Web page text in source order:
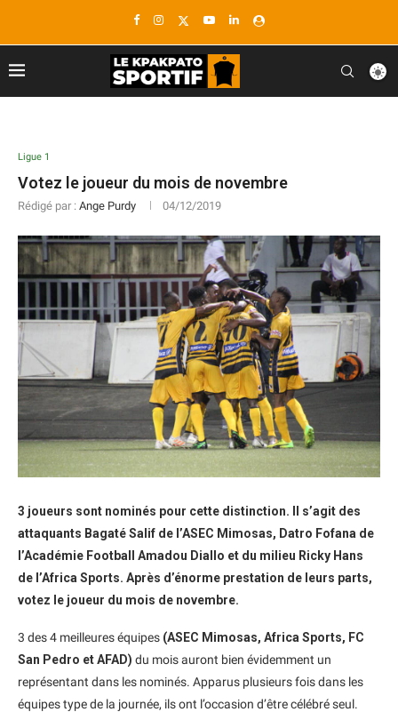
Ligue 1
Votez le joueur du mois de novembre
Rédigé par : Ange Purdy 04/12/2019
3 joueurs sont nominés pour cette distinction. Il s’agit des
attaquants Bagaté Salif de l’ASEC Mimosas, Datro Fofana de
l’Académie Football Amadou Diallo et du milieu Ricky Hans
de l’Africa Sports. Après d’énorme prestation de leurs parts,
votez le joueur du mois de novembre.
3 des 4 meilleures équipes (ASEC Mimosas, Africa Sports, FC
San Pedro et AFAD) du mois auront bien évidemment un
représentant dans les nominés. Apparus plusieurs fois dans les
équipes type de la journée, ils ont l’occasion d’être célébré seul.